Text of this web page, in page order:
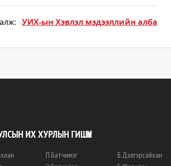
УИХ-ын Хэвлэл мэдээллийн алба
ИХ ХУРЛЫН ГИШҮҮН
П.Батчимэг
Б.Дэлгэрсайхан